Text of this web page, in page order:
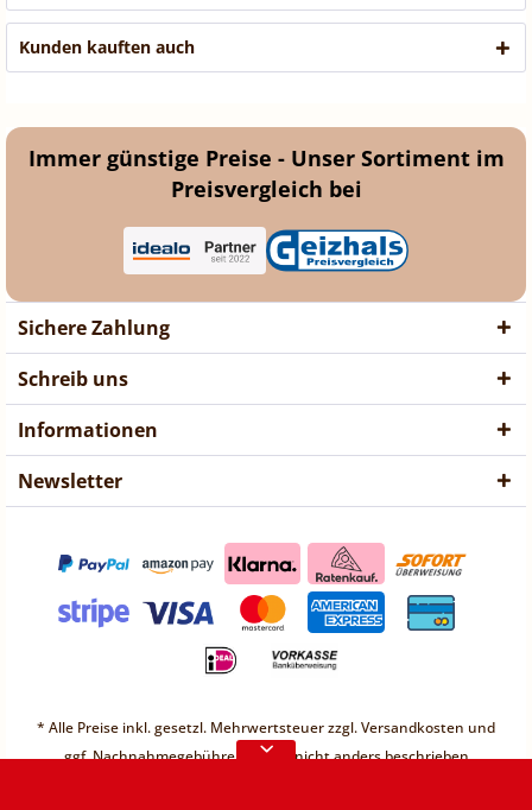
Vorübergehend sind keine
Bestellungen möglich.
Kunden kauften auch
Immer günstige Preise - Unser Sortiment im
Preisvergleich bei
Sichere Zahlung
Schreib uns
Informationen
Newsletter
* Alle Preise inkl. gesetzl. Mehrwertsteuer zzgl.Versandkosten und
ggf. Nachnahmegebühren, wenn nicht anders beschrieben